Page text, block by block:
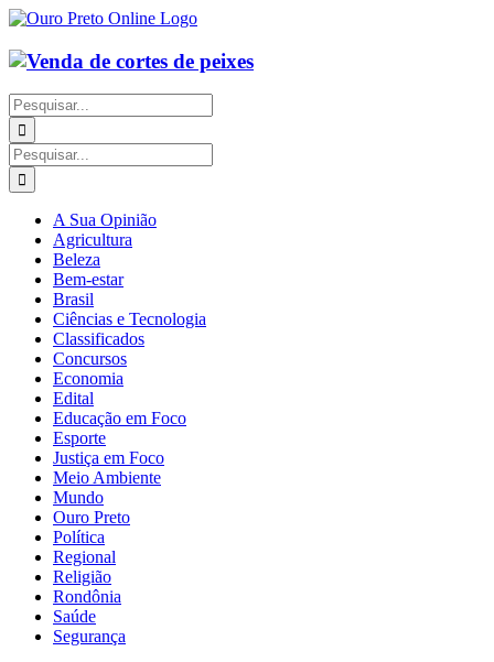
Ir
o
conteúdo
Buscar
resultados
para:
Buscar
resultados
para:
A Sua Opinião
Agricultura
Beleza
Bem-estar
Brasil
Ciências e Tecnologia
Classificados
Concursos
Economia
Edital
Educação em Foco
Esporte
Justiça em Foco
Meio Ambiente
Mundo
Ouro Preto
Política
Regional
Religião
Rondônia
Saúde
Segurança